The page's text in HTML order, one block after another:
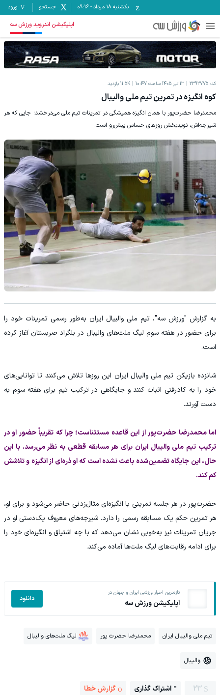
یکشنبه ۱۸ مرداد -
09:16 جستجو ورود
اپلیکیشن اندروید ورزش سه
کد: 2392775 13 تیر 1405 ساعت 10:47 11.5K بازدید
کوه انگیزه در تمرین تیم ملی والیبال
محمدرضا حضرت‌پور با همان انگیزه همیشگی در تمرینات تیم ملی می‌درخشد؛ جایی که هر
شیرجه‌اش، نویدبخش روزهای حساس پیش‌رو است.
به گزارش "ورزش سه"، تیم ملی والیبال ایران به‌طور رسمی تمرینات خود را
برای حضور در هفته سوم لیگ ملت‌های والیبال در بلگراد صربستان آغاز کرده
است.
شانزده بازیکن تیم ملی والیبال ایران این روزها تلاش می‌کنند تا توانایی‌های
خود را به کادرفنی اثبات کنند و جایگاهی در ترکیب تیم برای هفته سوم به
دست آورند.
اما محمدرضا حضرت‌پور از این قاعده مستثناست؛ چرا که تقریباً حضور او در
ترکیب تیم ملی والیبال ایران برای هر مسابقه قطعی به نظر می‌رسد. با این
حال، این جایگاه تضمین‌شده باعث نشده است که او ذره‌ای از انگیزه و تلاشش
کم کند.
حضرت‌پور در هر جلسه تمرینی با انگیزه‌ای مثال‌زدنی حاضر می‌شود و برای او،
هر تمرین حکم یک مسابقه رسمی را دارد. شیرجه‌های معروف یک‌دستی او در
جریان تمرینات نیز به‌خوبی نشان می‌دهد که با چه اشتیاق و انگیزه‌ای خود را
برای ادامه رقابت‌های لیگ ملت‌ها آماده می‌کند.
تازه‌ترین اخبار ورزشی ایران و جهان در
اپلیکیشن ورزش سه دانلود
تیم ملی والیبال ایران محمدرضا حضرت پور لیگ ملت‌های والیبال
والیبال
23 اشتراک گذاری گزارش خطا